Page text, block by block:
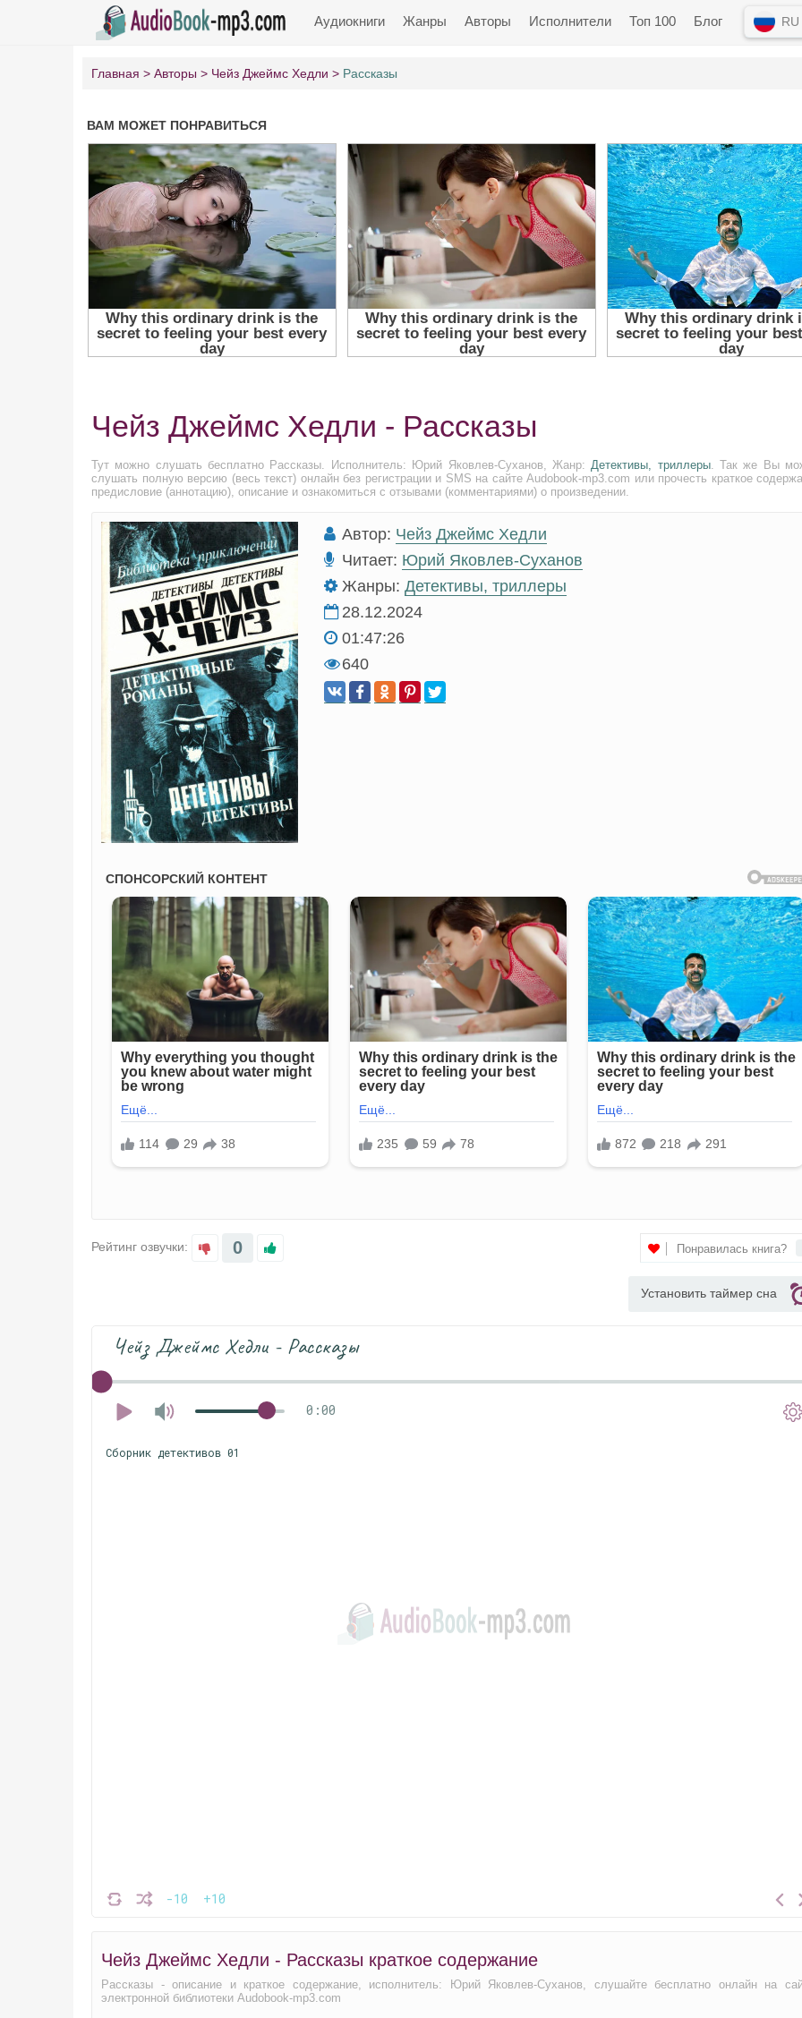
Аудиокниги Жанры Авторы Исполнители Топ 100 Блог RU
Главная Авторы Чейз Джеймс Хедли Рассказы
Чейз Джеймс Хедли - Рассказы
Тут можно слушать бесплатно Рассказы. Исполнитель: Юрий Яковлев-Суханов, Жанр:Детективы, триллеры. Так же Вы
слушать полную версию (весь текст) онлайн без регистрации и SMS на сайте Audobook-mp3.com или прочесть краткое
предисловие (аннотацию), описание и ознакомиться с отзывами (комментариями) о произведении.
Автор: Чейз Джеймс Хедли
Читает: Юрий Яковлев-Суханов
Жанры: Детективы, триллеры
28.12.2024
01:47:26
640
Рейтинг озвучки: 0 Понравилась книга?
Установить таймер сна
Чейз Джеймс Хедли - Рассказы
0:00
-10 +10
Сборник детективов 01
Чейз Джеймс Хедли - Рассказы краткое содержание
Рассказы - описание и краткое содержание, исполнитель: Юрий Яковлев-Суханов, слушайте бесплатно онлайн на
электронной библиотеки Audobook-mp3.com